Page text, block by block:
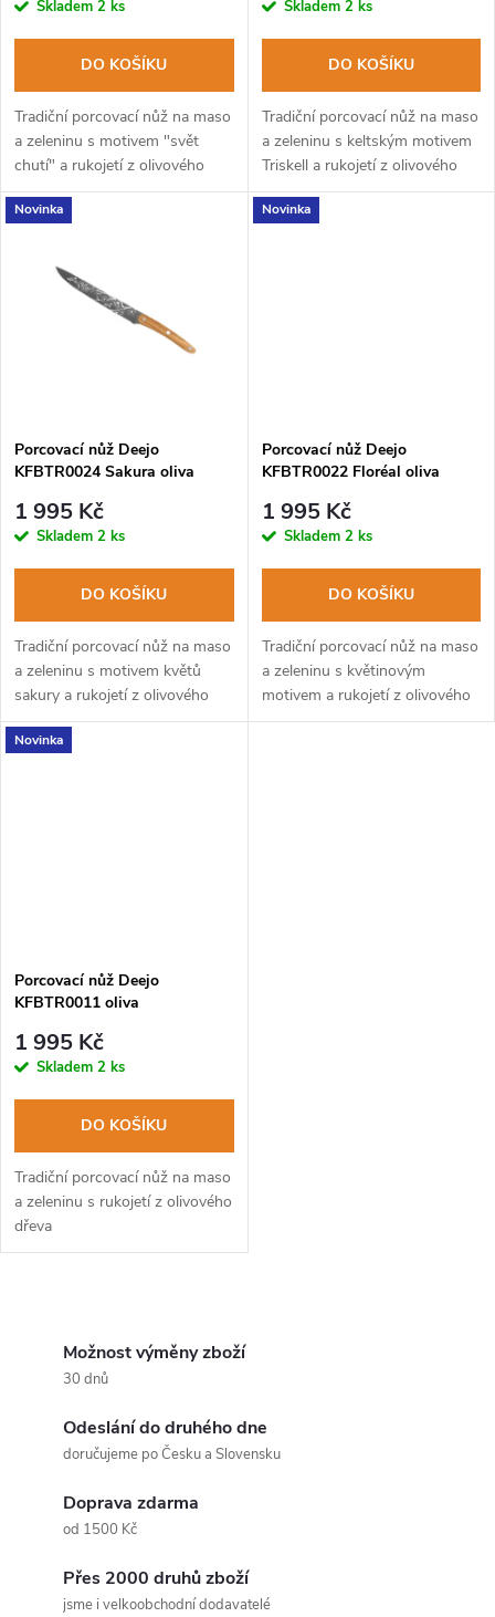
o
d
u
k
r
d
u
k
Skladem 2 ks
DO KOŠÍKU
Tradiční porcovací nůž na maso
a zeleninu s motivem "svět
chutí" a rukojetí z olivového
dřeva
Skladem 2 ks
DO KOŠÍKU
Tradiční porcovací nůž na maso
a zeleninu s keltským motivem
Triskell a rukojetí z olivového
dřeva.
Novinka
Porcovací nůž Deejo
KFBTR0024 Sakura oliva
1 995 Kč
Skladem 2 ks
DO KOŠÍKU
Tradiční porcovací nůž na maso
a zeleninu s motivem květů
sakury a rukojetí z olivového
dřeva
Novinka
Porcovací nůž Deejo
KFBTR0022 Floréal oliva
1 995 Kč
Skladem 2 ks
DO KOŠÍKU
Tradiční porcovací nůž na maso
a zeleninu s květinovým
motivem a rukojetí z olivového
dřeva.
Novinka
Porcovací nůž Deejo
KFBTR0011 oliva
1 995 Kč
Skladem 2 ks
DO KOŠÍKU
Tradiční porcovací nůž na maso
a zeleninu s rukojetí z olivového
dřeva
Možnost výměny zboží
30 dnů
Odeslání do druhého dne
doručujeme po Česku a Slovensku
Doprava zdarma
od 1500 Kč
Přes 2000 druhů zboží
jsme i velkoobchodní dodavatelé